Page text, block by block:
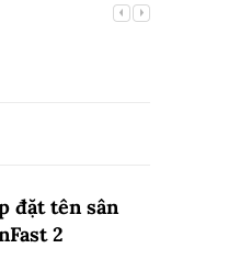
đặt tên sân
2